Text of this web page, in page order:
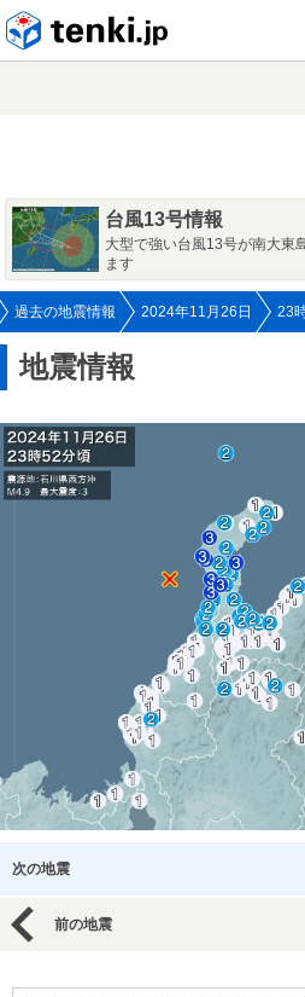
台風13号情報
大型で強い台風13号が南大東
ます
過去の地震情報 2024年11月26日 23
地震情報
次の地震
前の地震